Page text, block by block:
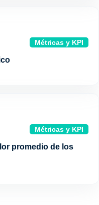
Métricas y KPI
Métricas y KPI
promedio de los